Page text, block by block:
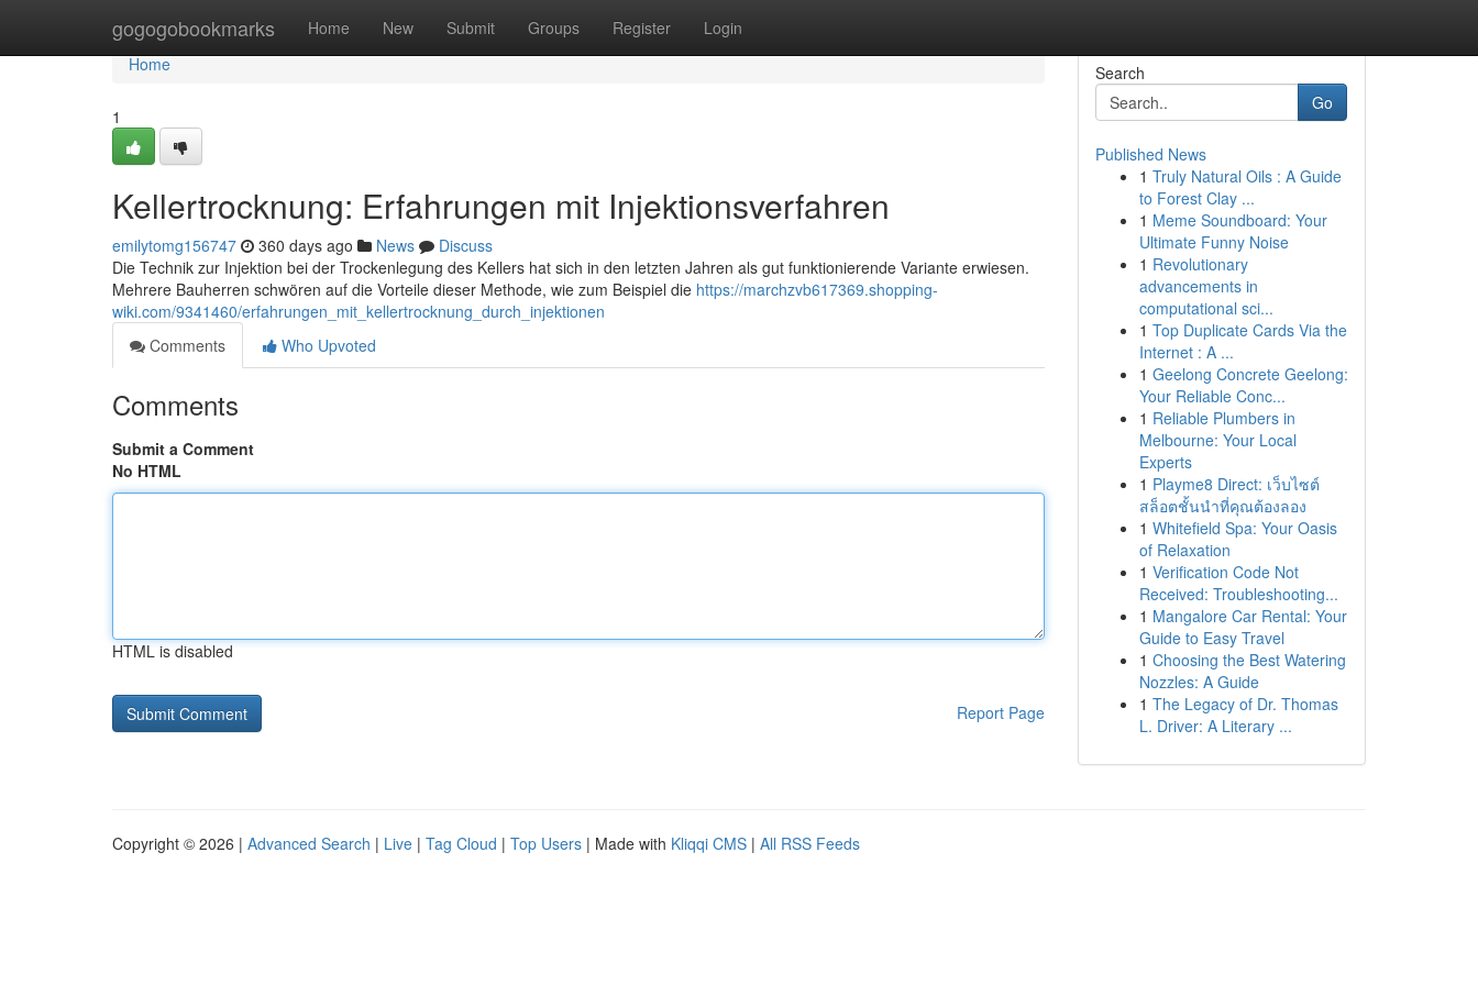
gogogobookmarks Home New Submit Groups Register Login
Home
Home
1
Kellertrocknung: Erfahrungen mit Injektionsverfahren
emilytomg156747 360 days ago News
Discuss
Die Technik zur Injektion bei der Trockenlegung des Kellers hat sich in den letzten Jahren als gut funktionierende Variante erwiesen.
Mehrere Bauherren schwören auf die Vorteile dieser Methode, wie zum Beispiel die https://marchzvb617369.shopping-
wiki.com/9341460/erfahrungen_mit_kellertrocknung_durch_injektionen
Comments
Who Upvoted
Comments
Submit a Comment
No HTML
HTML is disabled
Report Page
Search
Go
Published News
1 Truly Natural Oils : A Guide
to Forest Clay ...
1 Meme Soundboard: Your
Ultimate Funny Noise
1 Revolutionary
advancements in
computational sci...
1 Top Duplicate Cards Via the
Internet : A ...
1 Geelong Concrete Geelong:
Your Reliable Conc...
1 Reliable Plumbers in
Melbourne: Your Local
Experts
1 Playme8 Direct: เว็บไซต์
สล็อตชั้นนำที่คุณต้องลอง
1 Whitefield Spa: Your Oasis
of Relaxation
1 Verification Code Not
Received: Troubleshooting...
1 Mangalore Car Rental: Your
Guide to Easy Travel
1 Choosing the Best Watering
Nozzles: A Guide
1 The Legacy of Dr. Thomas
L. Driver: A Literary ...
Copyright © 2026 | Advanced Search | Live | Tag Cloud | Top Users | Made with Kliqqi CMS | All RSS Feeds